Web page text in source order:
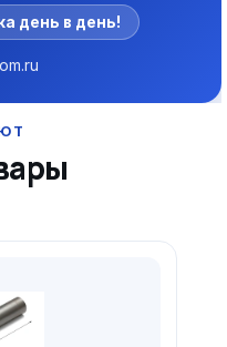
день в день!